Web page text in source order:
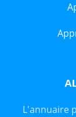
L'annuaire